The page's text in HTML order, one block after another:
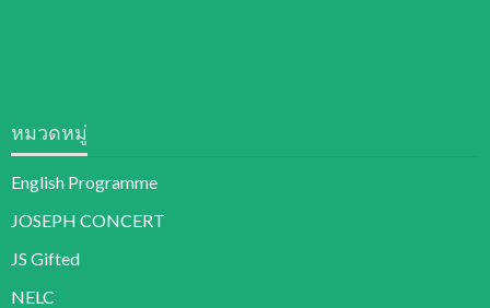
หมวดหมู่
English Programme
JOSEPH CONCERT
JS Gifted
NELC